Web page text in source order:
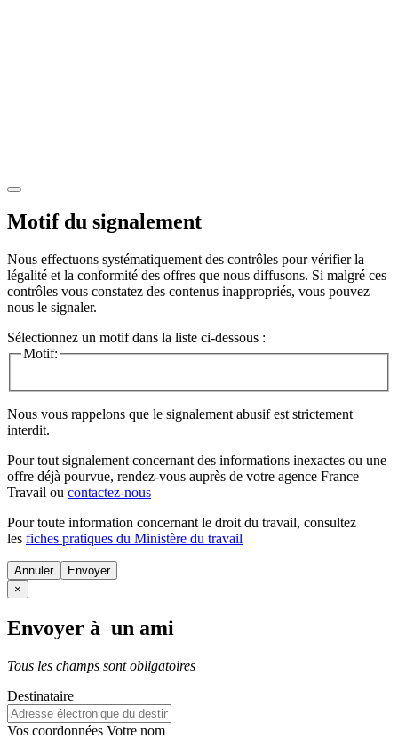
Motif du signalement
Nous effectuons systématiquement des contrôles pour vérifier la
légalité et la conformité des offres que nous diffusons. Si malgré ces
contrôles vous constatez des contenus inappropriés, vous pouvez
nous le signaler.
Sélectionnez un motif dans la liste ci-dessous :
Motif:
Nous vous rappelons que le signalement abusif est strictement
interdit.
Pour tout signalement concernant des informations inexactes ou une
offre déjà pourvue, rendez-vous auprès de votre agence France
Travail ou contactez-nous
Pour toute information concernant le droit du travail, consultez
les fiches pratiques du Ministère du travail
Annuler
×
Envoyer à un ami
Tous les champs sont obligatoires
Destinataire
Vos coordonnées Votre nom